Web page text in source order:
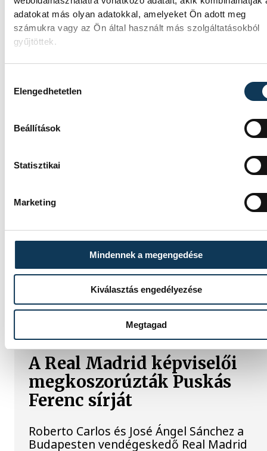
adatokat más olyan adatokkal, amelyeket Ön adott meg
számukra vagy az Ön által használt más szolgáltatásokból
gyűjtöttek.
Elengedhetetlen
Beállítások
Statisztikai
Marketing
Mindennek a megengedése
Kiválasztás engedélyezése
Megtagad
A Ferencváros egygólos
vereséget szenvedett a Real
Madridtól
kikapott szombaton a Real Madridtól
A korai piros lap
Veszprém sorsát
A veszprémi labdarúgócsapat 6–0-ra
kikapott a bajnokesélyes Dorog
vendégeként az NB III északnyugati
csoportjának 3. fordulójában. A bakonyiak
2. perctől emberhátrányban játszottak.
A Real Madrid képviselői
megkoszorúzták Puskás
Ferenc sírját
Roberto Carlos és José Ángel Sánchez a
Budapesten vendégeskedő Real Madrid